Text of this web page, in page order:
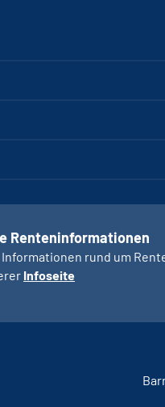
Renteninformationen
rund um
Infoseite